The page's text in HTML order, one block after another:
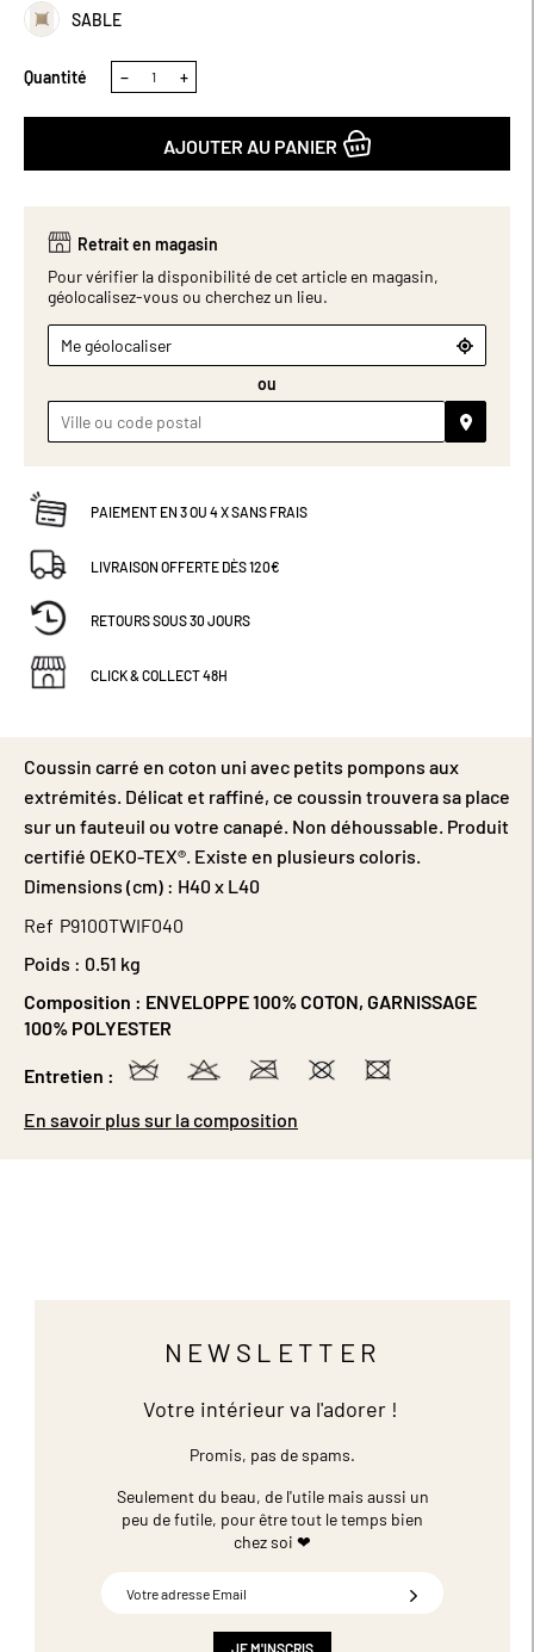
SABLE
Quantité − +
AJOUTER AU PANIER
Retrait en magasin
Pour vérifier la disponibilité de cet article en magasin,
géolocalisez-vous ou cherchez un lieu.
Me géolocaliser
ou
PAIEMENT EN 3 OU 4 X SANS FRAIS
LIVRAISON OFFERTE DÈS 120€
RETOURS SOUS 30 JOURS
CLICK & COLLECT 48H
Coussin carré en coton uni avec petits pompons aux
extrémités. Délicat et raffiné, ce coussin trouvera sa place
sur un fauteuil ou votre canapé. Non déhoussable. Produit
certifié OEKO-TEX®. Existe en plusieurs coloris.
Dimensions (cm) : H40 x L40
Ref P9100TWIF040
Poids : 0.51 kg
Composition : ENVELOPPE 100% COTON, GARNISSAGE
100% POLYESTER
Entretien :
En savoir plus sur la composition
NEWSLETTER
Votre intérieur va l'adorer !
Promis, pas de spams.
Seulement du beau, de l'utile mais aussi un
peu de futile, pour être tout le temps bien
chez soi ❤
JE M'INSCRIS